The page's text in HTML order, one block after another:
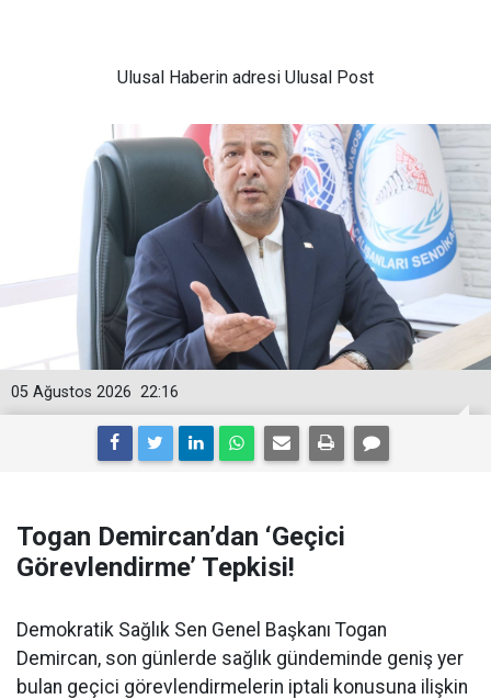
Ulusal Haberin adresi Ulusal Post
22:16
05 Ağustos 2026
Togan Demircan’dan ‘Geçici
Görevlendirme’ Tepkisi!
Demokratik Sağlık Sen Genel Başkanı Togan
Demircan, son günlerde sağlık gündeminde geniş yer
bulan geçici görevlendirmelerin iptali konusuna ilişkin